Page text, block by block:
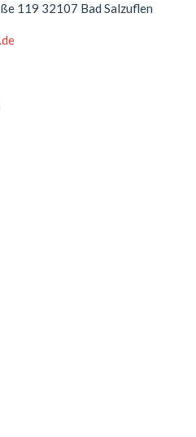
119 32107 Bad Salzuflen